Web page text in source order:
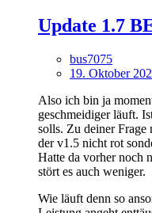
Update 1.7
bus7075
19. Oktober
Also ich bin ja
geschmeidiger läuft.
solls. Zu deiner
der v1.5 nicht rot
Hatte da vorher noch
stört es auch weniger.
Wie läuft denn so